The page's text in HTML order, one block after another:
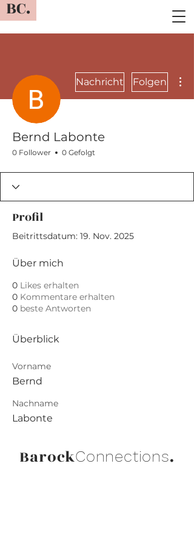
BC.
Nachricht Folgen
Bernd Labonte
0 Follower 0 Gefolgt
Profil
Beitrittsdatum: 19. Nov. 2025
Über mich
0 Likes erhalten
0 Kommentare erhalten
0 beste Antworten
Überblick
Vorname
Bernd
Nachname
Labonte
BarockConnections.